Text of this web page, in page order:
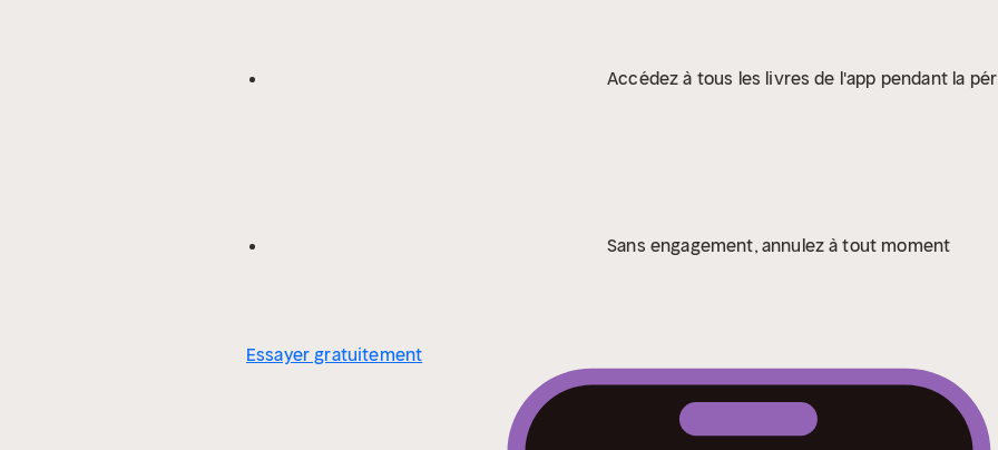
Accédez à tous les livres de l'app pendant la
Sans engagement, annulez à tout moment
Essayer gratuitement